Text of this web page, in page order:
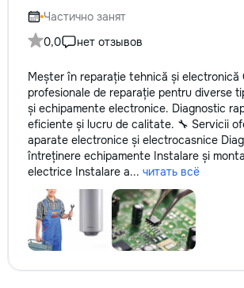
Частично занят
0,0
нет отзывов
Meșter în reparație tehnică și electronică
profesionale de reparație pentru diverse
și echipamente electronice. Diagnostic
eficiente și lucru de calitate. 🔧 Servicii
aparate electronice și electrocasnice
întreținere echipamente Instalare și
electrice Instalare a... читать всё